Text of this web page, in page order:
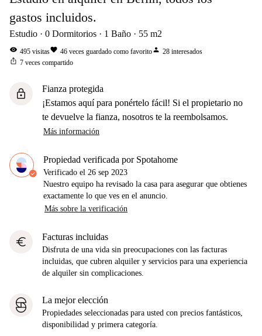
gastos incluidos.
Estudio 0 Dormitorios 1 Baño 55 m2
visibility 495 visitasfavorite 46 veces guardado como favoritoperson 28 interesados
ios_share 7 veces compartido
lock
Fianza protegida
¡Estamos aquí para ponértelo fácil! Si el propietario no
te devuelve la fianza, nosotros te la reembolsamos.
Más información
Propiedad verificada por Spotahome
Verificado el 26 sep 2023
Nuestro equipo ha revisado la casa para asegurar que obtienes
exactamente lo que ves en el anuncio.
Más sobre la verificación
euro Facturas incluidas
Disfruta de una vida sin preocupaciones con las facturas
incluidas, que cubren alquiler y servicios para una experiencia
de alquiler sin complicaciones.
La mejor elección
Propiedades seleccionadas para usted con precios fantásticos,
disponibilidad y primera categoría.